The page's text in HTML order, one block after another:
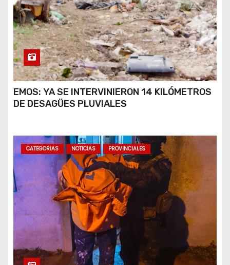
EMOS: YA SE INTERVINIERON 14 KILÓMETROS
DE DESAGÜES PLUVIALES
CATEGORIAS NOTICIAS PROVINCIALES